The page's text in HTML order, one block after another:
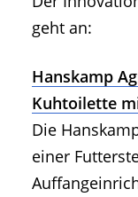
geht an:
Hanskamp
Kuhtoilette
Die
einer